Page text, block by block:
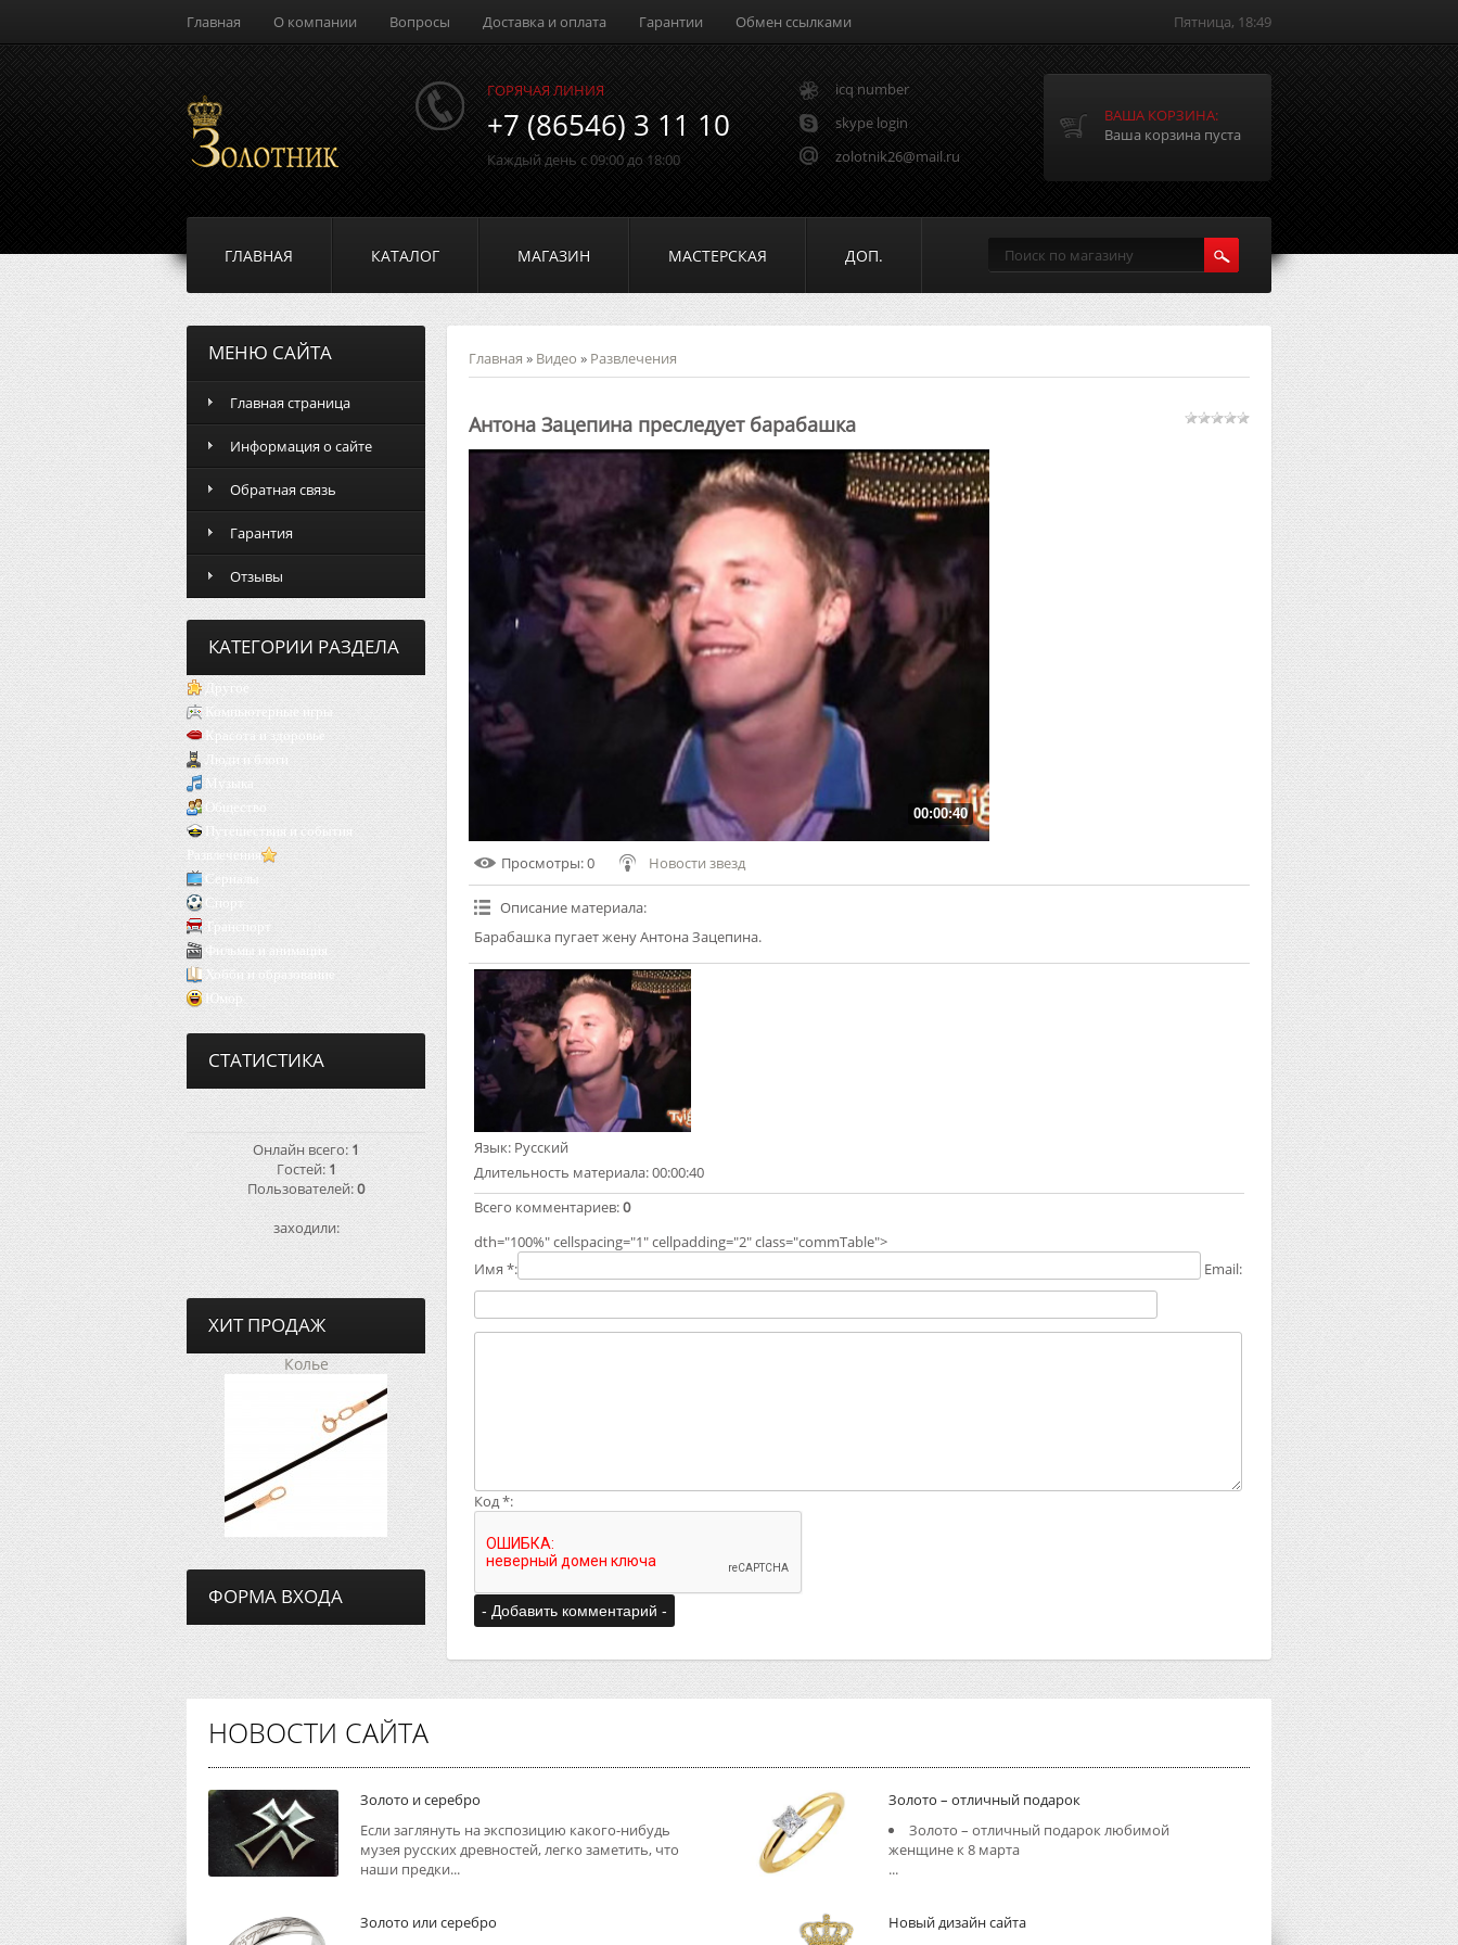
Главная О компании Вопросы Доставка и оплата Гарантии Обмен ссылками Пятница, 18:49
ГОРЯЧАЯ ЛИНИЯ
+7 (86546) 3 11 10
Каждый день с 09:00 до 18:00
icq number
skype login
zolotnik26@mail.ru
ВАША КОРЗИНА:
Ваша корзина пуста
ГЛАВНАЯ КАТАЛОГ МАГАЗИН МАСТЕРСКАЯ ДОП.
МЕНЮ САЙТА
Главная страница
Информация о сайте
Обратная связь
Гарантия
Отзывы
КАТЕГОРИИ РАЗДЕЛА
Другое
Компьютерные игры
Красота и здоровье
Люди и блоги
Музыка
Общество
Путешествия и события
Развлечения
Сериалы
Спорт
Транспорт
Фильмы и анимация
Хобби и образование
Юмор
СТАТИСТИКА
Онлайн всего: 1
Гостей: 1
Пользователей:0
заходили:
ХИТ ПРОДАЖ
Колье
ФОРМА ВХОДА
Главная » Видео » Развлечения
Антона Зацепина преследует барабашка
00:00:40
Просмотры: 0 Новости звезд
Описание материала:
Барабашка пугает жену Антона Зацепина.
Язык: Русский
Длительность материала: 00:00:40
Всего комментариев:0
dth="100%" cellspacing="1" cellpadding="2" class="commTable">
Имя *:
Email:
Код *:
НОВОСТИ САЙТА
Золото и серебро
Если заглянуть на экспозицию какого-нибудь
музея русских древностей, легко заметить, что
наши предки...
Золото – отличный подарок
Золото – отличный подарок любимой
женщине к 8 марта
...
Золото или серебро
Новый дизайн сайта